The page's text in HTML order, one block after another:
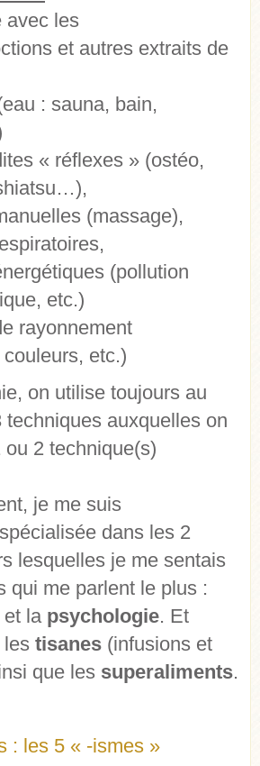
avec les
et autres extraits de
: sauna, bain,
« réflexes » (ostéo,
(massage),
(pollution
etc.)
rayonnement
etc.)
on utilise toujours au
techniques auxquelles on
2 technique(s)
je me suis
dans les 2
lesquelles je me sentais
qui me parlent le plus :
et la psychologie. Et
les tisanes (infusions et
que les superaliments.
: les 5 « -ismes »